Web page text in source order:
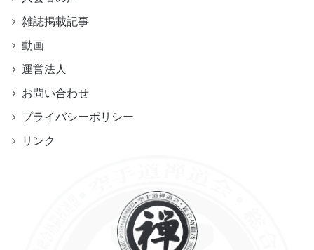
雑誌掲載記事
動画
運営法人
お問い合わせ
プライバシーポリシー
リンク